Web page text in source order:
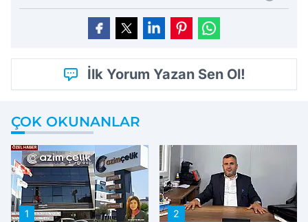
İlk Yorum Yazan Sen Ol!
ÇOK OKUNANLAR
1 2